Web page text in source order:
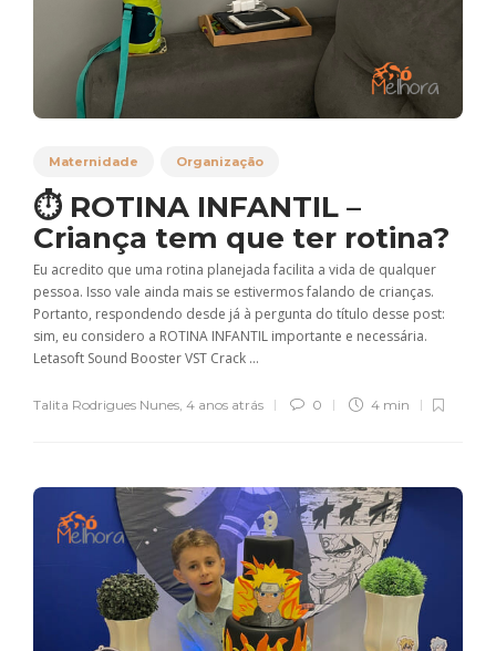
Maternidade Organização
⏱ ROTINA INFANTIL –
Criança tem que ter rotina?
Eu acredito que uma rotina planejada facilita a vida de qualquer
pessoa. Isso vale ainda mais se estivermos falando de crianças.
Portanto, respondendo desde já à pergunta do título desse post:
sim, eu considero a ROTINA INFANTIL importante e necessária.
Letasoft Sound Booster VST Crack ...
Talita Rodrigues Nunes, 4 anos atrás 0 4 min